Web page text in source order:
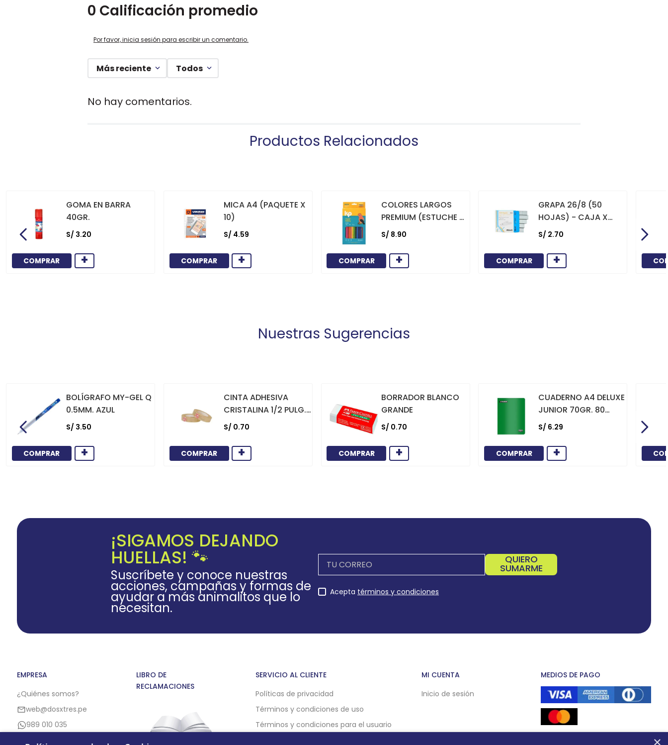
0 Calificación promedio
Por favor, inicia sesión para escribir un comentario.
Más reciente Todos
No hay comentarios.
Productos Relacionados
GOMA EN BARRA
40GR.
S/ 3.20
COMPRAR +
MICA A4 (PAQUETE X
10)
S/ 4.59
COMPRAR +
COLORES LARGOS
PREMIUM (ESTUCHE X
12)
S/ 8.90
COMPRAR +
GRAPA 26/8 (50
HOJAS) - CAJA X
1000
S/ 2.70
COMPRAR +
Nuestras Sugerencias
BOLÍGRAFO MY-GEL Q
0.5MM. AZUL
S/ 3.50
COMPRAR +
CINTA ADHESIVA
CRISTALINA 1/2 PULG.
X 36 YARDAS
S/ 0.70
COMPRAR +
BORRADOR BLANCO
GRANDE
S/ 0.70
COMPRAR +
CUADERNO A4 DELUXE
JUNIOR 70GR. 80
HOJAS
CUADRICULADO
MARCO ROJO VERDE
S/ 6.29
COMPRAR +
¡SIGAMOS DEJANDO
HUELLAS! 🐾
Suscríbete y conoce nuestras
acciones, campañas y formas de
ayudar a más animalitos que lo
necesitan.
QUIERO
SUMARME
Acepta términos y condiciones
EMPRESA
¿Quiénes somos?
web@dosxtres.pe
989 010 035
LIBRO DE
RECLAMACIONES
SERVICIO AL CLIENTE
Políticas de privacidad
Términos y condiciones de uso
Términos y condiciones para el usuario
MI CUENTA
Inicio de sesión
MEDIOS DE PAGO